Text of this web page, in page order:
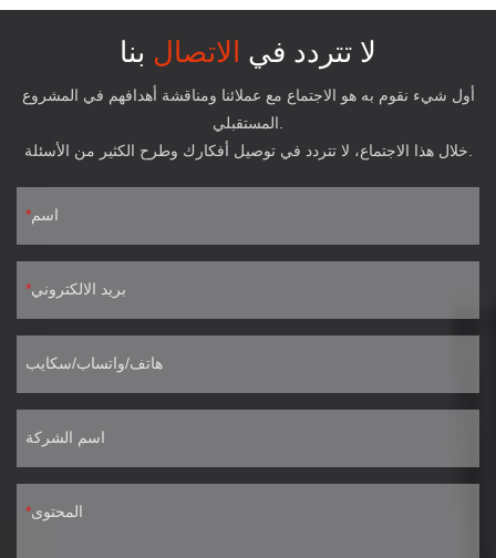
لا تتردد في الاتصال بنا
أول شيء نقوم به هو الاجتماع مع عملائنا ومناقشة أهدافهم في المشروع
اسم
بريد الالكتروني
هاتف/واتساب/سكايب
اسم الشركة
المحتوى